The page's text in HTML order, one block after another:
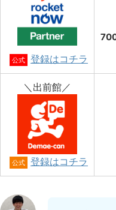
公式 登録はコチラ
＼出前館／
公式 登録はコチラ